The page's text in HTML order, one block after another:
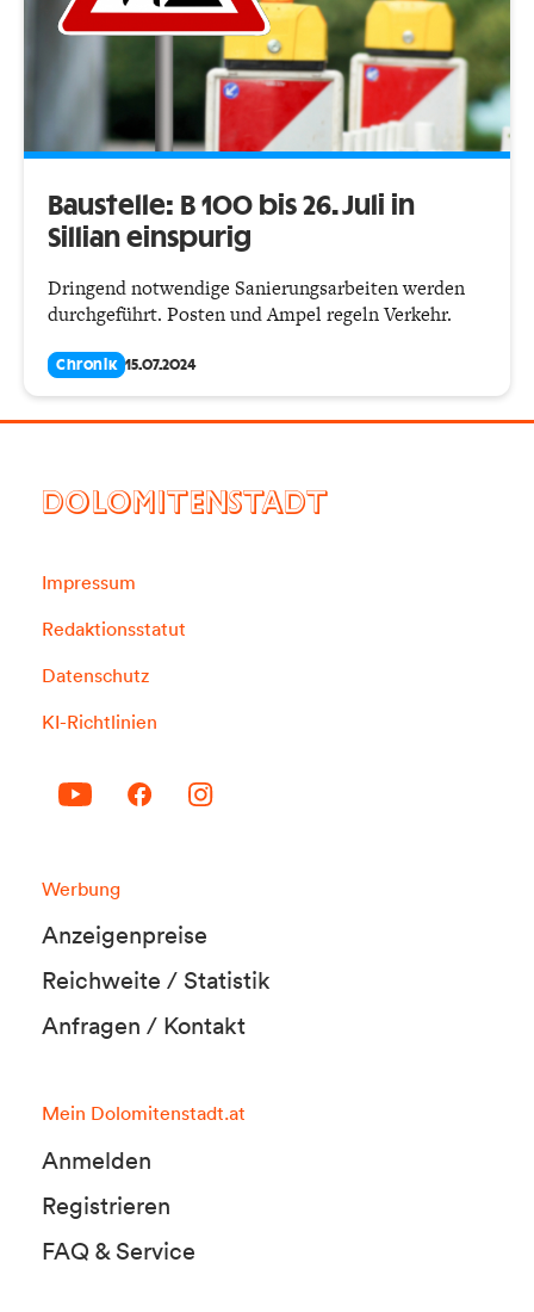
Baustelle: B 100 bis 26. Juli in
Sillian einspurig
Dringend notwendige Sanierungsarbeiten werden
durchgeführt. Posten und Ampel regeln Verkehr.
Chronik 15.07.2024
DOLOMITENSTADT
Impressum
Redaktionsstatut
Datenschutz
KI-Richtlinien
Werbung
Anzeigenpreise
Reichweite / Statistik
Anfragen / Kontakt
Mein Dolomitenstadt.at
Anmelden
Registrieren
FAQ & Service